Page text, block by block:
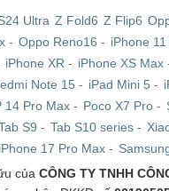
Ultra Z Fold6 Z Flip6
- Oppo Reno16 - iPhone
iPhone XR - iPhone XS Max
Note 15 - iPad Mini 5 -
14 Pro Max - Poco X7 Pro -
S9 - Tab S10 series -
iPhone 17 Pro Max-
của CÔNG TY TNHH